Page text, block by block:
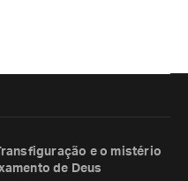
e o mistério
de Deus